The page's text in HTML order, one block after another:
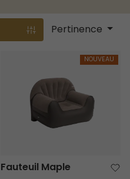
Pertinence
NOUVEAU
Fauteuil Maple